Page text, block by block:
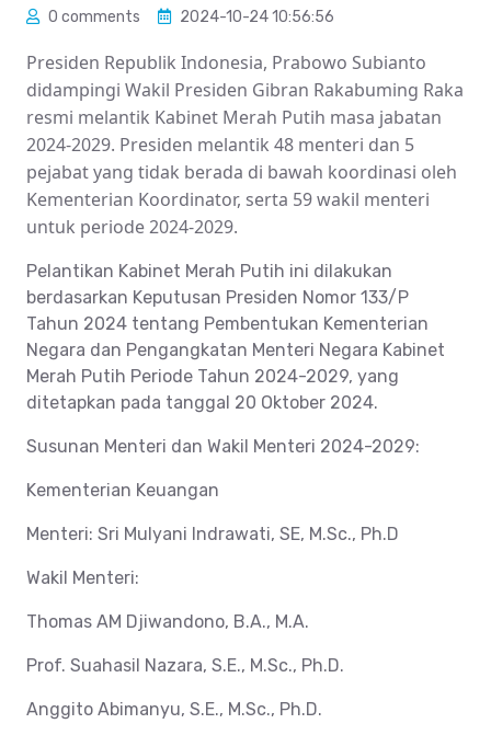
0 comments 2024-10-24 10:56:56
Presiden Republik Indonesia, Prabowo Subianto
didampingi Wakil Presiden Gibran Rakabuming Raka
resmi melantik Kabinet Merah Putih masa jabatan
2024-2029. Presiden melantik 48 menteri dan 5
pejabat yang tidak berada di bawah koordinasi oleh
Kementerian Koordinator, serta 59 wakil menteri
untuk periode 2024-2029.
Pelantikan Kabinet Merah Putih ini dilakukan
berdasarkan Keputusan Presiden Nomor 133/P
Tahun 2024 tentang Pembentukan Kementerian
Negara dan Pengangkatan Menteri Negara Kabinet
Merah Putih Periode Tahun 2024-2029, yang
ditetapkan pada tanggal 20 Oktober 2024.
Susunan Menteri dan Wakil Menteri 2024-2029:
Kementerian Keuangan
Menteri: Sri Mulyani Indrawati, SE, M.Sc., Ph.D
Wakil Menteri:
Thomas AM Djiwandono, B.A., M.A.
Prof. Suahasil Nazara, S.E., M.Sc., Ph.D.
Anggito Abimanyu, S.E., M.Sc., Ph.D.